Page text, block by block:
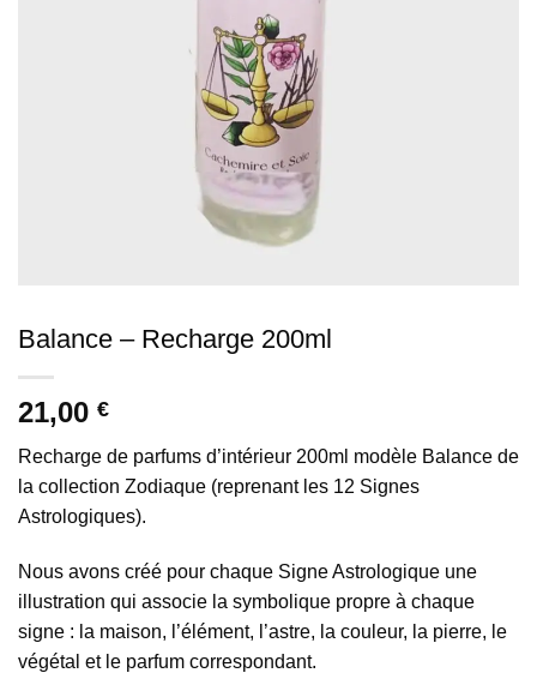
Balance – Recharge 200ml
21,00 €
Recharge de parfums d’intérieur 200ml modèle Balance de
la collection Zodiaque (reprenant les 12 Signes
Astrologiques).
Nous avons créé pour chaque Signe Astrologique une
illustration qui associe la symbolique propre à chaque
signe : la maison, l’élément, l’astre, la couleur, la pierre, le
végétal et le parfum correspondant.